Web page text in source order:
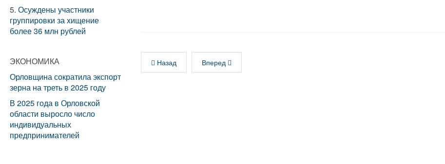
Назад Вперед
5. Осуждены участники
группировки за хищение
более 36 млн рублей
ЭКОНОМИКА
Орловщина сократила экспорт
зерна на треть в 2025 году
В 2025 года в Орловской
области выросло число
индивидуальных
предпринимателей